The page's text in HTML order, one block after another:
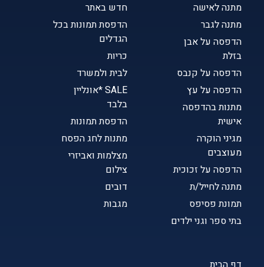
מתנה לאישה
מתנה לגבר
הדפסה על אבן
בזלת
הדפסה על קנבס
הדפסה על עץ
מתנות בהדפסה
אישית
מגיני הוקרה
מעוצבים
הדפסה על זכוכית
מתנה לחייל/ת
תמונת פסיפס
בתי ספר וגני ילדים
חדש באתר
הדפסת תמונות בכל
הגדלים
כריות
לבית ולמשרד
SALE *אונליין
בלבד
הדפסת תמונות
מתנות לחג הפסח
מצלמות ואביזרי
צילום
דובים
מגבות